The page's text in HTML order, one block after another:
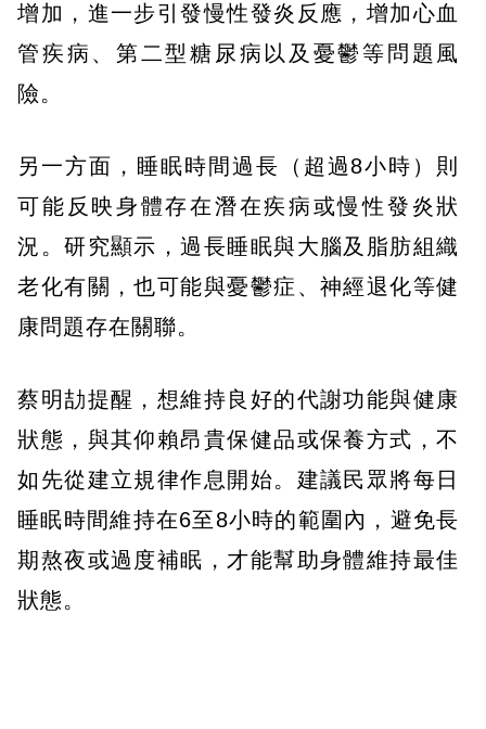
增加，進一步引發慢性發炎反應，增加心血
管疾病、第二型糖尿病以及憂鬱等問題風
險。
另一方面，睡眠時間過長（超過8小時）則
可能反映身體存在潛在疾病或慢性發炎狀
況。研究顯示，過長睡眠與大腦及脂肪組織
老化有關，也可能與憂鬱症、神經退化等健
康問題存在關聯。
蔡明劼提醒，想維持良好的代謝功能與健康
狀態，與其仰賴昂貴保健品或保養方式，不
如先從建立規律作息開始。建議民眾將每日
睡眠時間維持在6至8小時的範圍內，避免長
期熬夜或過度補眠，才能幫助身體維持最佳
狀態。